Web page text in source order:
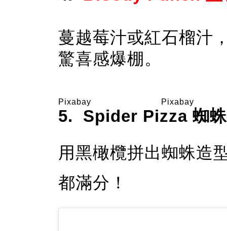
蔓越莓汁或紅石榴汁
驚喜感爆棚。
Pixabay Pixabay
5. Spider Pizza 蜘
用黑橄欖拼出蜘蛛造
都滿分！